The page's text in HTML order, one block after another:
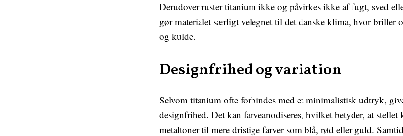
Derudover ruster titanium ikke og påvirkes ikke af fugt, sved
gør materialet særligt velegnet til det danske klima, hvor briller
og kulde.
Designfrihed og variation
Selvom titanium ofte forbindes med et minimalistisk udtryk,
designfrihed. Det kan farveanodiseres, hvilket betyder, at stellet
metaltoner til mere dristige farver som blå, rød eller guld.